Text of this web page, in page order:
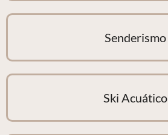
Senderismo
Ski Acuático